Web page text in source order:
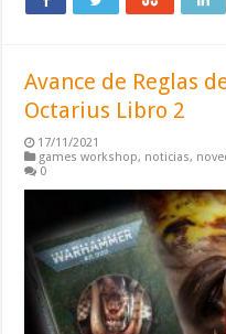
Avance de Reglas
Octarius Libro 2
17/11/2021
games workshop, noticias,
0